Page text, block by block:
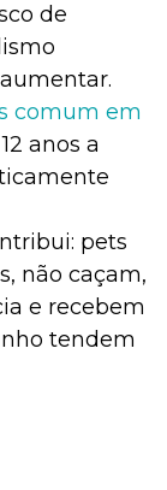
de
comum em
anos a
pets
não caçam,
e recebem
tendem